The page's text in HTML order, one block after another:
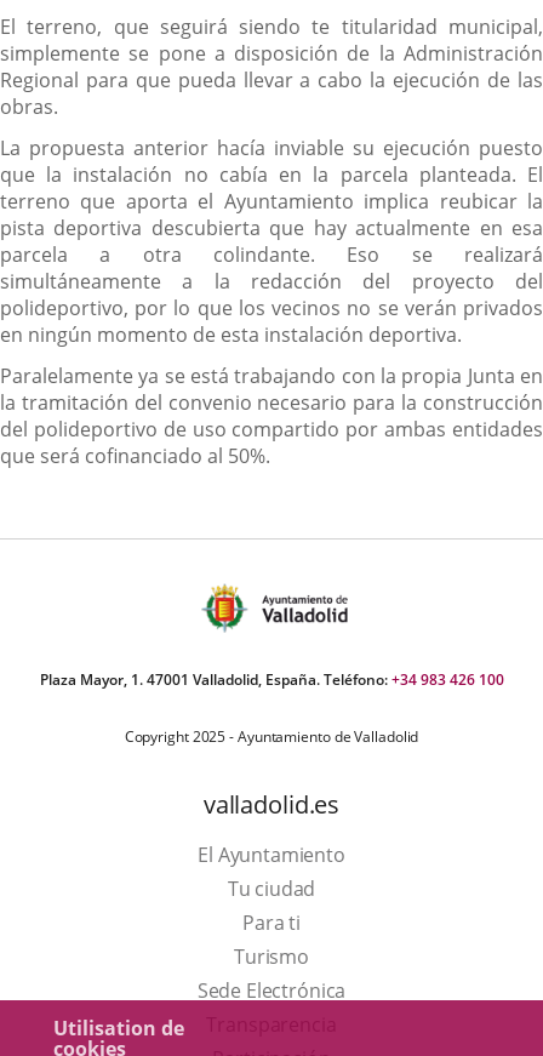
Utilisation de
cookies
El terreno, que seguirá siendo te titularidad municipal,
simplemente se pone a disposición de la Administración
Regional para que pueda llevar a cabo la ejecución de las
obras.
La propuesta anterior hacía inviable su ejecución puesto
que la instalación no cabía en la parcela planteada. El
terreno que aporta el Ayuntamiento implica reubicar la
pista deportiva descubierta que hay actualmente en esa
parcela a otra colindante. Eso se realizará
simultáneamente a la redacción del proyecto del
polideportivo, por lo que los vecinos no se verán privados
en ningún momento de esta instalación deportiva.
Paralelamente ya se está trabajando con la propia Junta en
la tramitación del convenio necesario para la construcción
del polideportivo de uso compartido por ambas entidades
que será cofinanciado al 50%.
Plaza Mayor, 1. 47001 Valladolid, España. Teléfono:+34 983 426 100
Copyright 2025 - Ayuntamiento de Valladolid
valladolid.es
El Ayuntamiento
Tu ciudad
Para ti
TurismoEste
enlace
Sede Electrónica